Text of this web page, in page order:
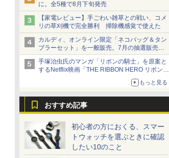
に。全5種で8月下旬発売
【家電レビュー】手ごわい雑草との戦い、コメ
リの草刈機で完全勝利 掃除機感覚で使えた
カルディ、オンライン限定「ネコバッグ＆タン
ブラーセット」を一般販売。7月の抽選販売の
当選無効分
手塚治虫氏のマンガ「リボンの騎士」を原案と
するNetflix映画「THE RIBBON HERO リボンヒ
もっと見る
おすすめ記事
初心者の方におくる、スマー
トウォッチを選ぶときに確認
したい10のこと